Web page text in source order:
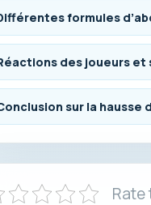
formules
des joueurs
sur la hausse